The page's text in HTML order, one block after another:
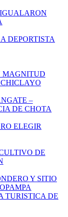
DEPORTISTA
MAGNITUD
–
DE CHOTA
ELEGIR
DE
Y SITIO
TURISTICA DE